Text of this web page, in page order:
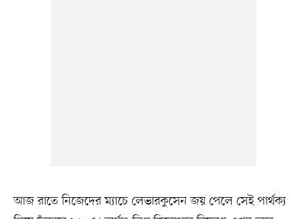
আজ রাতে নিজেদের ম্যাচে লেভারকুসেন জয় পেলে সেই পার্থক্য